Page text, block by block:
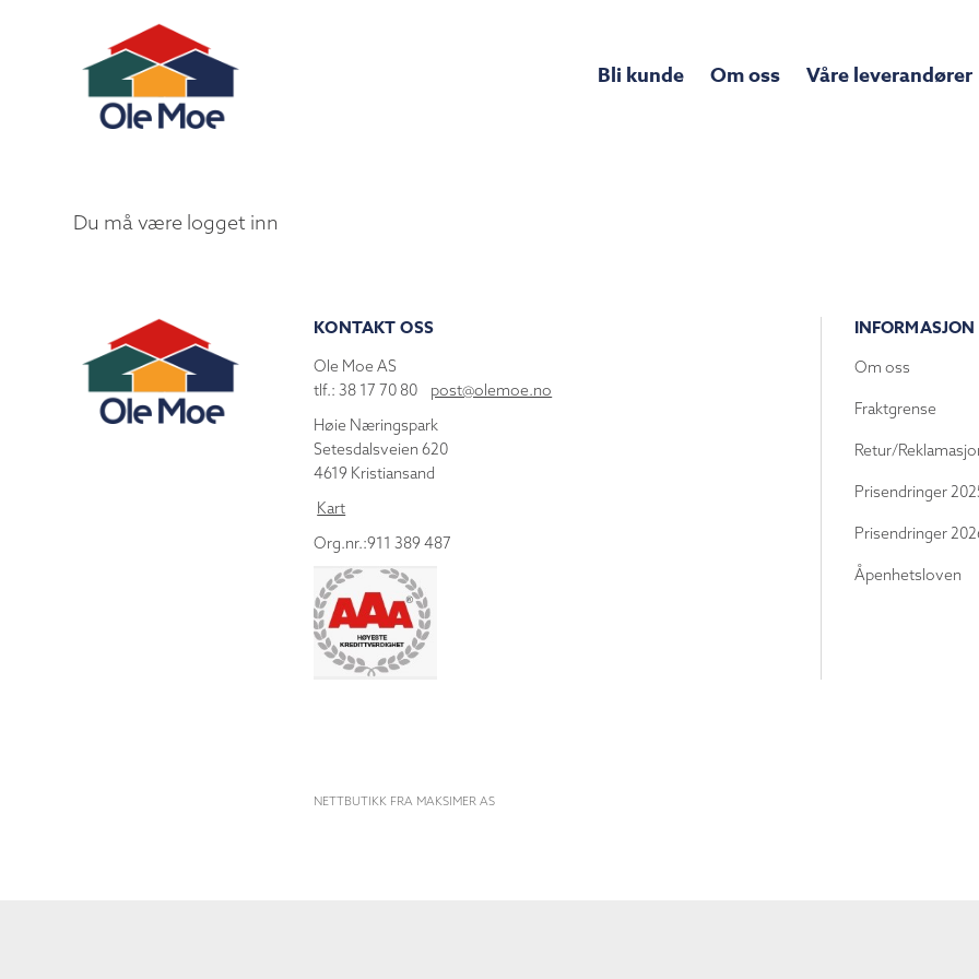
Bli kunde Om oss Våre leverandører
Du må være logget inn
KONTAKT OSS
Ole Moe AS
tlf.: 38 17 70 80 post@olemoe.no
Høie Næringspark
Setesdalsveien 620
4619 Kristiansand
Kart
Org.nr.:911 389 487
INFORMASJON
Om oss
Fraktgrense
Retur/
Prisendringer
Prisendringer
Åpenhetsloven
NETTBUTIKK FRA MAKSIMER AS